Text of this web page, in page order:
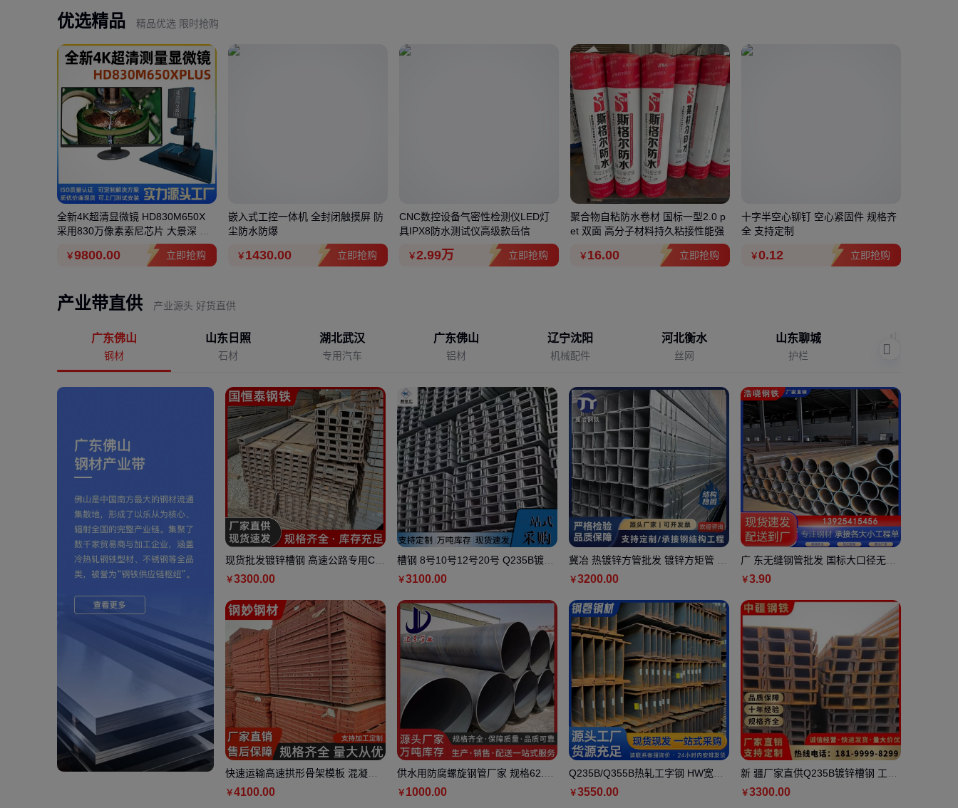
莲池区启达模具经营部
￥ 25
优选精品 精品优选 限时抢购
全新4K超清显微镜 HD830M650X
采用830万像素索尼芯片 大景深 可
￥9800.00 立即抢购
嵌入式工控一体机 全封闭触摸屏 防
尘防水防爆
￥ 1430.00 立即抢购
CNC数控设备气密性检测仪LED灯
具IPX8防水测试仪高级款岳信
￥2.99万 立即抢购
聚合物自粘防水卷材 国标一型2.0 p
et 双面 高分子材料持久粘接性能强
￥ 16.00 立即抢购
十字半空心铆钉 空心紧固件 规格齐
全 支持定制
￥0.12 立即抢购
产业带直供 产业源头 好货直供
广东佛山
钢材
山东日照
石材
湖北武汉
专用汽车
广东佛山
铝材
辽宁沈阳
机械配件
河北衡水
丝网
山东聊城
护栏
现货批发镀锌槽钢 高速公路专用C型
钢 10#20# 一站式采购
￥3300.00
槽钢 8号10号12号20号 Q235B镀锌
U型槽 潮铁汇钢材 规格尺寸全
￥3100.00
冀冶 热镀锌方管批发 镀锌方矩管 道
路护栏用 大量现货 厂家直供
￥3200.00
广 东无缝钢管批发 国标大口径无缝
管零售 耐腐蚀耐磨损
￥3.90
快速运输高速拱形骨架模板 混凝土
砌块钢模板施工必备 抗压强
￥4100.00
供水用防腐螺旋钢管厂家 规格62.5*
125 石油天然气用 可按需定制
￥ 1000.00
Q235B/Q355B热轧工字钢 HW宽翼
缘H型钢 100x100 400x400 可定尺
￥3550.00
新 疆厂家直供Q235B镀锌槽钢 工地
建材u型钢 钢材加工
￥3300.00